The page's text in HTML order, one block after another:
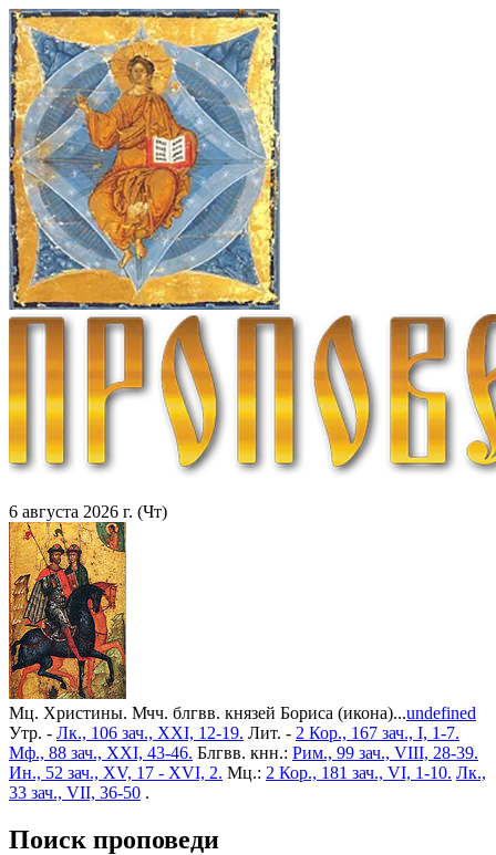
6 августа 2026 г. (Чт)
Мц. Христины. Мчч. блгвв. князей Бориса (икона)...undefined
Утр. - Лк., 106 зач., XXI, 12-19. Лит. - 2 Кор., 167 зач., I, 1-7.
Мф., 88 зач., XXI, 43-46. Блгвв. кнн.: Рим., 99 зач., VIII, 28-39.
Ин., 52 зач., XV, 17 - XVI, 2. Мц.: 2 Кор., 181 зач., VI, 1-10. Лк.,
33 зач., VII, 36-50 .
Поиск проповеди